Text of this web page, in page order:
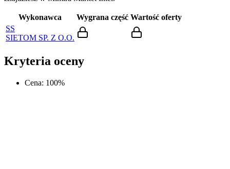
Wykonawca Wygrana część Wartość oferty
SS
SIETOM SP. Z O.O.
Kryteria oceny
Cena: 100%